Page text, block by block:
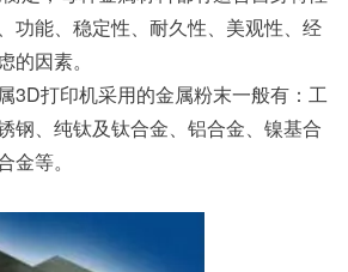
功能、稳定性、耐久性、美观性、经
的因素。
打印机采用的金属粉末一般有：工
钢、纯钛及钛合金、铝合金、镍基合
等。